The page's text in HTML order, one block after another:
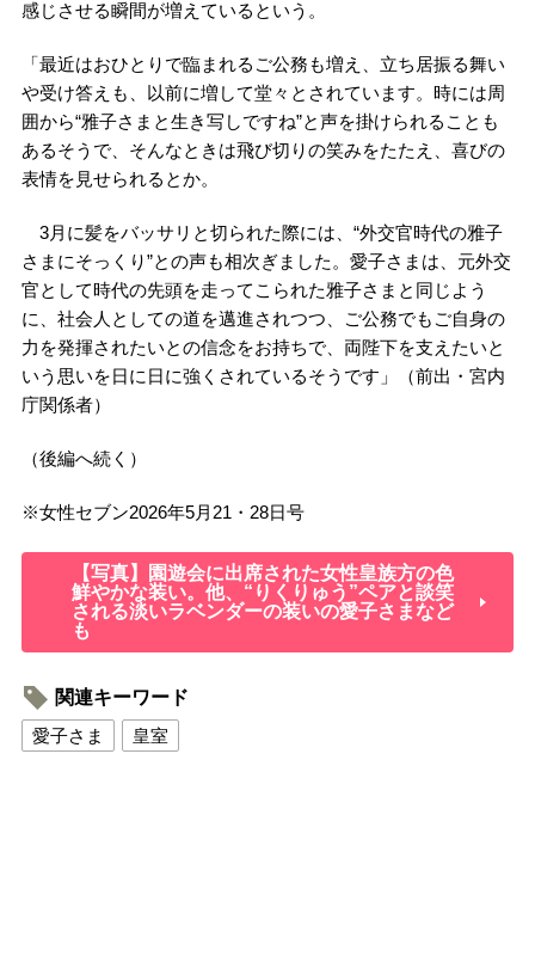
感じさせる瞬間が増えているという。
「最近はおひとりで臨まれるご公務も増え、立ち居振る舞い
や受け答えも、以前に増して堂々とされています。時には周
囲から“雅子さまと生き写しですね”と声を掛けられることも
あるそうで、そんなときは飛び切りの笑みをたたえ、喜びの
表情を見せられるとか。
3月に髪をバッサリと切られた際には、“外交官時代の雅子
さまにそっくり”との声も相次ぎました。愛子さまは、元外交
官として時代の先頭を走ってこられた雅子さまと同じよう
に、社会人としての道を邁進されつつ、ご公務でもご自身の
力を発揮されたいとの信念をお持ちで、両陛下を支えたいと
いう思いを日に日に強くされているそうです」（前出・宮内
庁関係者）
（後編へ続く）
※女性セブン2026年5月21・28日号
【写真】園遊会に出席された女性皇族方の色
鮮やかな装い。他、“りくりゅう”ペアと談笑
される淡いラベンダーの装いの愛子さまなど
も
関連キーワード
愛子さま
皇室